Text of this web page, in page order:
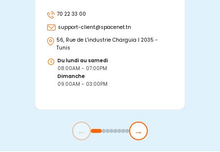
70 22 33 00
support-client@spacenet.tn
56, Rue de L'industrie Charguia I 2035 -
Tunis
Du lundi au samedi
08:00AM - 07:00PM
Dimanche
09:00AM - 03:00PM
← →